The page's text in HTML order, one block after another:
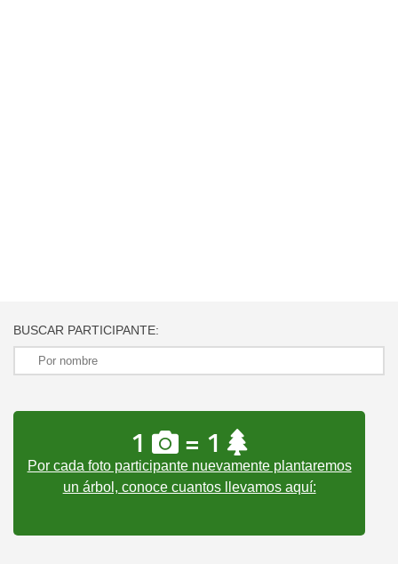
BUSCAR PARTICIPANTE:
1 = 1
Por cada foto participante nuevamente plantaremos
un árbol, conoce cuantos llevamos aquí: